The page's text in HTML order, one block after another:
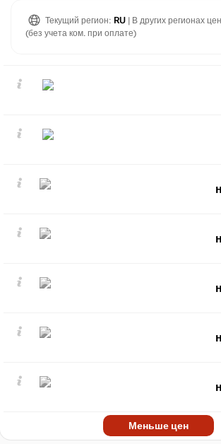
Текущий регион: RU | В других регионах
(без учета ком. при оплате)
Меньше цен